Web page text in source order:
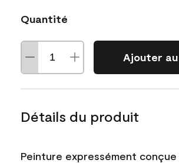
Quantité
Ajouter
Détails du produit
Peinture expressément conçue